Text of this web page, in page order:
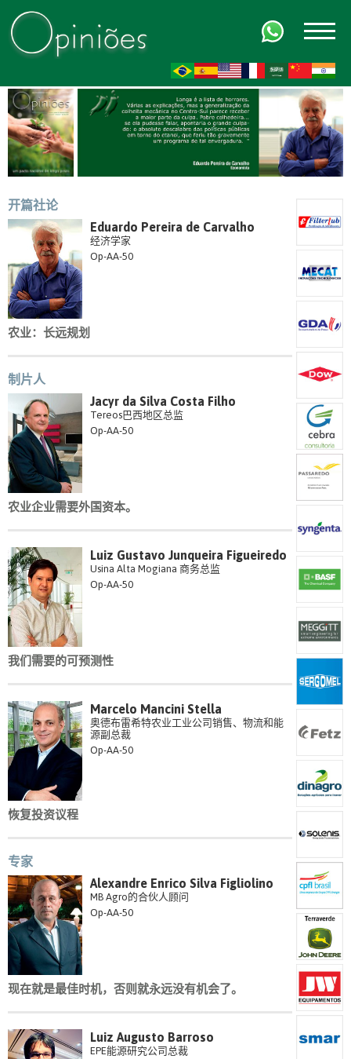
开篇社论
Eduardo Pereira de Carvalho
经济学家
Op-AA-50
农业：长远规划
制片人
Jacyr da Silva Costa Filho
Tereos巴西地区总监
Op-AA-50
农业企业需要外国资本。
Luiz Gustavo Junqueira Figueiredo
Usina Alta Mogiana 商务总监
Op-AA-50
我们需要的可预测性
Marcelo Mancini Stella
奥德布雷希特农业工业公司销售、物流和能
源副总裁
Op-AA-50
恢复投资议程
专家
Alexandre Enrico Silva Figliolino
MB Agro的合伙人顾问
Op-AA-50
现在就是最佳时机，否则就永远没有机会了。
Luiz Augusto Barroso
EPE能源研究公司总裁